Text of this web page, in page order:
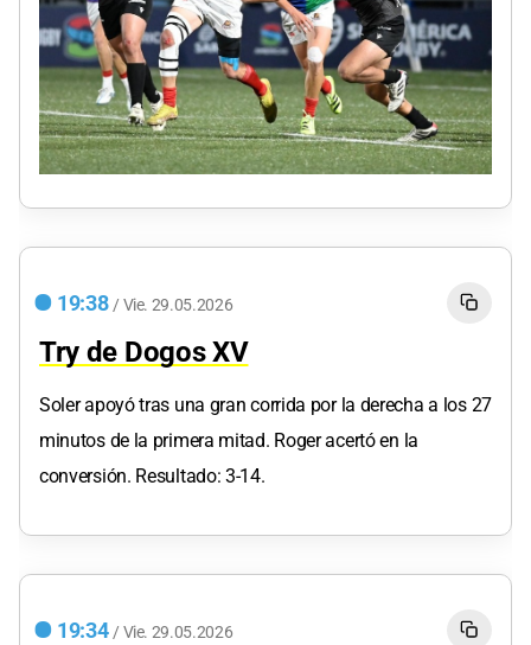
19:38 / Vie. 29.05.2026
Try de Dogos XV
Soler apoyó tras una gran corrida por la derecha a los 27
minutos de la primera mitad. Roger acertó en la
conversión. Resultado: 3-14.
19:34 / Vie. 29.05.2026